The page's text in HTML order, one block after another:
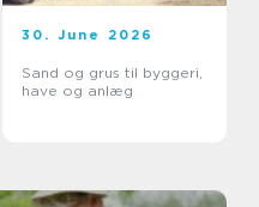
30. June 2026
Sand og grus til byggeri,
have og anlæg